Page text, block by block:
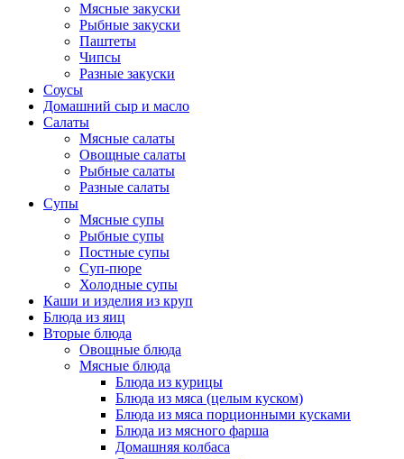
Мясные закуски
Рыбные закуски
Паштеты
Чипсы
Разные закуски
Соусы
Домашний сыр и масло
Салаты
Мясные салаты
Овощные салаты
Рыбные салаты
Разные салаты
Супы
Мясные супы
Рыбные супы
Постные супы
Суп-пюре
Холодные супы
Каши и изделия из круп
Блюда из яиц
Вторые блюда
Овощные блюда
Мясные блюда
Блюда из курицы
Блюда из мяса (целым куском)
Блюда из мяса порционными кусками
Блюда из мясного фарша
Домашняя колбаса